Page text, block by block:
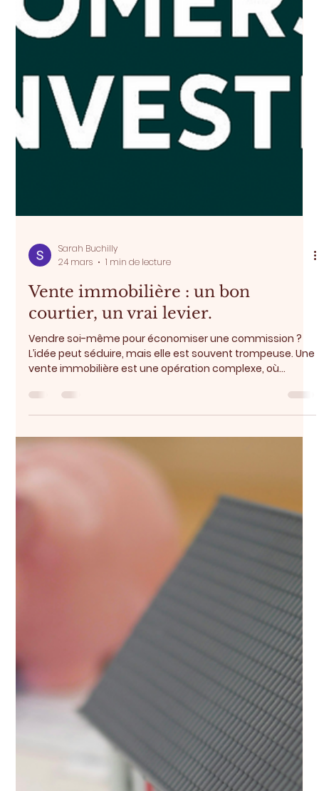
24 mars
1 min de lecture
Vente immobilière : un bon
courtier, un vrai levier.
Vendre soi-même pour économiser une commission ?
vente immobilière est une opération complexe, où
et 3 % du prix de vente. Mais ce coût est souvent
compensé par un meilleur positionnement sur le marché
et, au final, par un prix de vente plus élevé. Grâce à son
réseau et à sa connaissance du terrain, il sait